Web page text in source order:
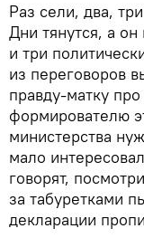
Раз сели, два,
Дни тянутся, а
и три
из переговоров
правду-матку
формирователю
министерства
мало
говорят,
за табуретками
декларации